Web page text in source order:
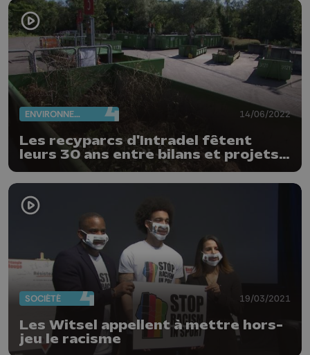
ENVIRONNEMENT 14/06/2022
Les recyparcs d'Intradel fêtent
leurs 30 ans entre bilans et projets à
venir
SOCIÉTÉ 19/03/2021
Les Witsel appellent à mettre hors-
jeu le racisme